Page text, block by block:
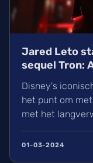
Jared Leto
sequel Tron:
Disney's
het punt om
met het
film,
"Pirates...
01-03-2024